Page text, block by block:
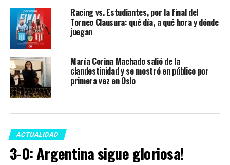
Racing vs. Estudiantes, por la final del
Torneo Clausura: qué día, a qué hora y dónde
juegan
María Corina Machado salió de la
clandestinidad y se mostró en público por
primera vez en Oslo
ACTUALIDAD
3-0: Argentina sigue gloriosa!